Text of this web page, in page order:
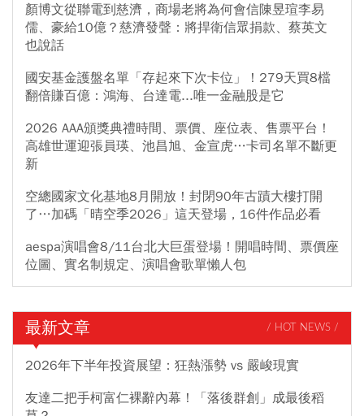
顏博文從聯電到慈濟，商場老將為何會信陳昱瑄李易
儒、豪給10億？慈濟發聲：將捍衛信眾捐款、蔡英文
也說話
國安基金護盤名單「存起來下次卡位」！279天買8檔
翻倍賺百億：鴻海、台達電...唯一金融股是它
2026 AAA頒獎典禮時間、票價、座位表、售票平台！
高雄世運迎張員瑛、池昌旭、金宣虎…卡司名單不斷更
新
空總國家文化基地8月開放！封閉90年古蹟大樓打開
了…加碼「晴空季2026」這天登場，16件作品必看
aespa演唱會8/11台北大巨蛋登場！開唱時間、票價座
位圖、實名制規定、演唱會歌單懶人包
最新文章 / HOT NEWS /
2026年下半年投資展望：狂熱漲勢 vs 嚴峻現實
友達二把手柯富仁裸辭內幕！「落後群創」成最後稻